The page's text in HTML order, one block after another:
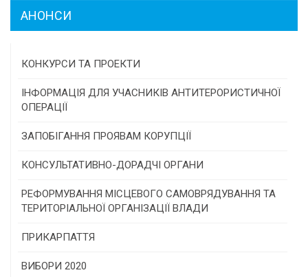
АНОНСИ
КОНКУРСИ ТА ПРОЕКТИ
Конкурс проектів та програм місцевого
самоврядування
Конкурс інститутів громадянського суспільства
Програми/конкурси МТД
ІНФОРМАЦІЯ ДЛЯ УЧАСНИКІВ АНТИТЕРОРИСТИЧНОЇ
ОПЕРАЦІЇ
ЗАПОБІГАННЯ ПРОЯВАМ КОРУПЦІЇ
КОНСУЛЬТАТИВНО-ДОРАДЧІ ОРГАНИ
Консультативна рада
РЕФОРМУВАННЯ МІСЦЕВОГО САМОВРЯДУВАННЯ ТА
ТЕРИТОРІАЛЬНОЇ ОРГАНІЗАЦІЇ ВЛАДИ
ПРИКАРПАТТЯ
Історична довідка
ВИБОРИ 2020